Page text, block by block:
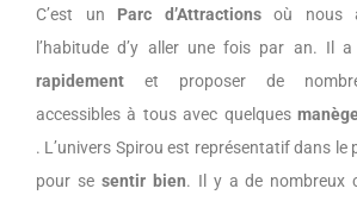
C’est un Parc d’Attractionsoù nous
l’habitude d’y aller une fois par an.
Il
rapidement et proposer de
accessibles à tous avec quelques
. L’univers Spirou est représentatif dans
pour se sentir bien. Il y a de nombreux